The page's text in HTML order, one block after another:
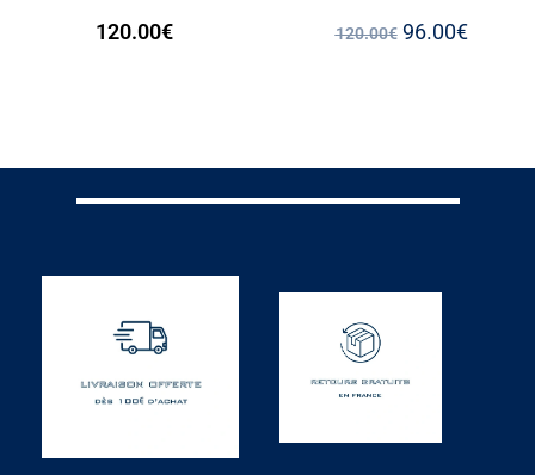
120.00€ 120.00€ 96.00€